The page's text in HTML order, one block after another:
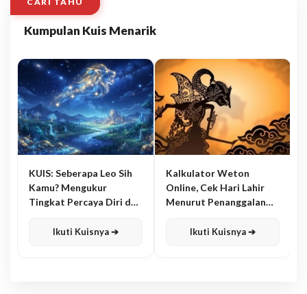
Kumpulan Kuis Menarik
KUIS: Seberapa Leo Sih
Kamu? Mengukur
Tingkat Percaya Diri dan
Ikuti Kuisnya ➔
Kalkulator Weton
Online, Cek Hari Lahir
Menurut Penanggalan
Ikuti Kuisnya ➔